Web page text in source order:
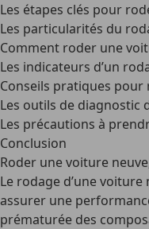
Les étapes clés pour
Les particularités du
Comment roder une
Les indicateurs d’un
Conseils pratiques
Les outils de diagnostic
Les précautions à
Conclusion
Roder une voiture
Le rodage d’une
assurer une
prématurée des